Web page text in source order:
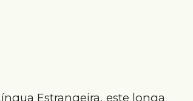
Estrangeira, este longa